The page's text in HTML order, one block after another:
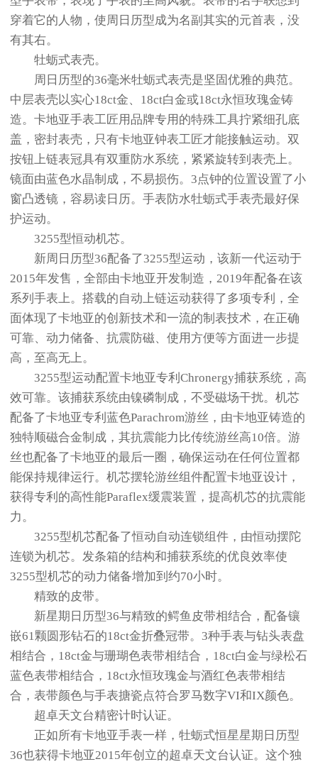
穿着它的人物，使周日历型成为名副其实的元首表，没
有其右。
牡蛎式表壳。
周日历型的36毫米牡蛎式表壳是坚固优雅的典范。
中层表壳以实心18ct金、18ct白金或18ct永恒玫瑰金铸
造。卡地亚手表工匠用品牌专用的特殊工具拧紧细孔底
盖，密封表壳，只有卡地亚钟表工匠才能接触运动。双
按钮上链表冠具有双重防水系统，紧紧旋转到表壳上。
镜面由蓝色水晶制成，不易损伤。3点钟的位置设置了小
窗凸透镜，容易读日历。手表防水牡蛎式手表壳最好保
护运动。
3255型恒动机芯。
新周日历型36配备了3255型运动，该新一代运动于
2015年发售，全部由卡地亚开发制造，2019年配备在该
系列手表上。搭载的自动上链运动获得了多项专利，全
面体现了卡地亚的创新技术和一流的制表技术，在正确
可靠、动力储备、抗震防磁、使用方便等方面进一步提
高，至高无上。
3255型运动配置卡地亚专利Chronergy捕获系统，高
效可靠。该捕获系统由镍磷制成，不受磁场干扰。机芯
配备了卡地亚专利蓝色Parachrom游丝，由卡地亚铸造的
独特顺磁合金制成，其抗震能力比传统游丝高10倍。游
丝也配备了卡地亚的最后一圈，确保运动在任何位置都
能保持规律运行。机芯摆轮游丝组件配置卡地亚设计，
获得专利的高性能Paraflex缓震装置，提高机芯的抗震能
力。
3255型机芯配备了恒动自动连锁组件，由恒动摆陀
连锁为机芯。发条箱的结构和捕获系统的优良效率使
3255型机芯的动力储备增加到约70小时。
精致的皮带。
新星期日历型36与精致的鳄鱼皮带相结合，配备镶
嵌61颗圆形钻石的18ct金折叠冠带。3种手表与钻头表盘
相结合，18ct金与珊瑚色表带相结合，18ct白金与绿松石
蓝色表带相结合，18ct永恒玫瑰金与酒红色表带相结
合，表带颜色与手表搪瓷点符合罗马数字VI和IX颜色。
超卓天文台精密计时认证。
正如所有卡地亚手表一样，牡蛎式恒星星期日历型
36也获得卡地亚2015年创立的超卓天文台认证。这个独